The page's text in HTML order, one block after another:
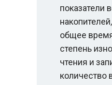
показатели
общее
степень
чтения и
количество